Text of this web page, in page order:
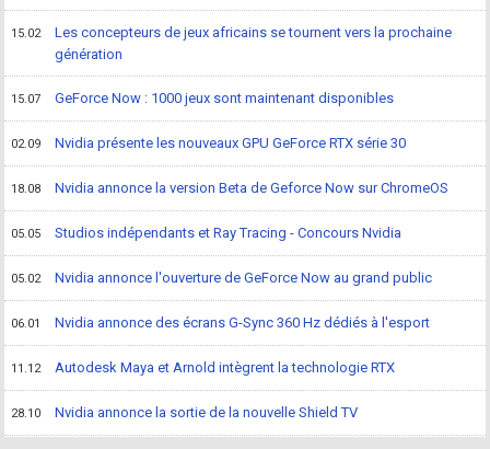
15.02
Les concepteurs de jeux africains se tournent vers la prochaine
génération
15.07 GeForce Now : 1000 jeux sont maintenant disponibles
02.09 Nvidia présente les nouveaux GPU GeForce RTX série 30
18.08 Nvidia annonce la version Beta de Geforce Now sur ChromeOS
05.05 Studios indépendants et Ray Tracing - Concours Nvidia
05.02 Nvidia annonce l'ouverture de GeForce Now au grand public
06.01 Nvidia annonce des écrans G-Sync 360 Hz dédiés à l'esport
11.12 Autodesk Maya et Arnold intègrent la technologie RTX
28.10 Nvidia annonce la sortie de la nouvelle Shield TV